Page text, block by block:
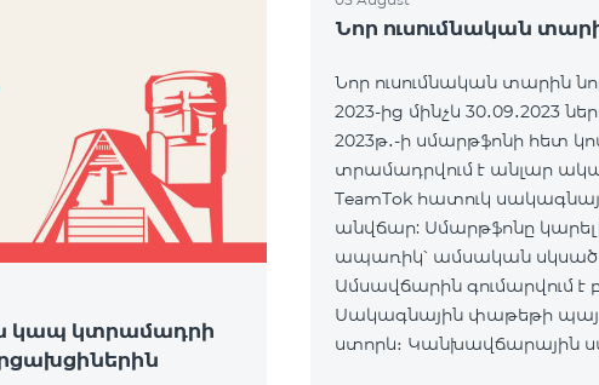
ն կապ կտրամադրի
Նոր ուսումնական
Նոր ուսումնական տարին
2023-ից մինչև 30․09․2023
2023թ․-ի սմարթֆոնի հետ
տրամադրվում է անլար
TeamTok հատուկ
անվճար: Սմարթֆոնը
ապառիկ՝ ամսական սկսած
Ամսավճարին գումարվում է
Սակագնային փաթեթի
ստորև։ Կանխավճարային